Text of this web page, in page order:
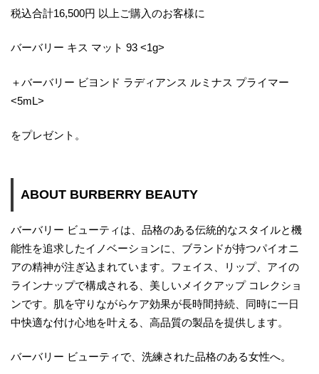
税込合計16,500円 以上ご購入のお客様に
バーバリー キス マット 93 <1g>
＋バーバリー ビヨンド ラディアンス ルミナス プライマー
<5mL>
をプレゼント。
ABOUT BURBERRY BEAUTY
バーバリー ビューティは、品格のある伝統的なスタイルと機
能性を追求したイノベーションに、ブランドが持つパイオニ
アの精神が注ぎ込まれています。フェイス、リップ、アイの
ラインナップで構成される、美しいメイクアップ コレクショ
ンです。肌を守りながらケア効果が長時間持続、同時に一日
中快適な付け心地を叶える、高品質の製品を提供します。
バーバリー ビューティで、洗練された品格のある女性へ。